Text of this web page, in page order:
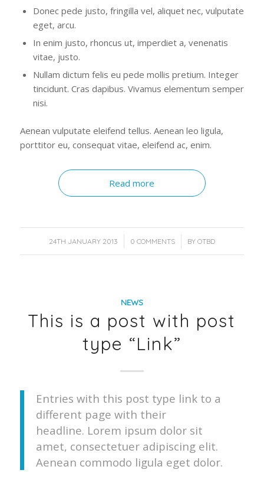
Donec pede justo, fringilla vel, aliquet nec, vulputate
eget, arcu.
In enim justo, rhoncus ut, imperdiet a, venenatis
vitae, justo.
Nullam dictum felis eu pede mollis pretium. Integer
tincidunt. Cras dapibus. Vivamus elementum semper
nisi.
Aenean vulputate eleifend tellus. Aenean leo ligula,
porttitor eu, consequat vitae, eleifend ac, enim.
Read more
24TH JANUARY 2013
/ 0 COMMENTS
/ BY OTBD
NEWS
This is a post with post
type “Link”
Entries with this post type link to a
different page with their
headline. Lorem ipsum dolor sit
amet, consectetuer adipiscing elit.
Aenean commodo ligula eget dolor.